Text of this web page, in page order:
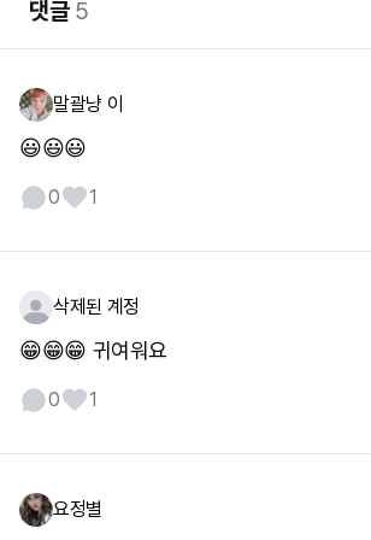
댓글5
말괄냥 이
😃😃😃
0 1
삭제된 계정
😁😁😁 귀여워요
0 1
요정별